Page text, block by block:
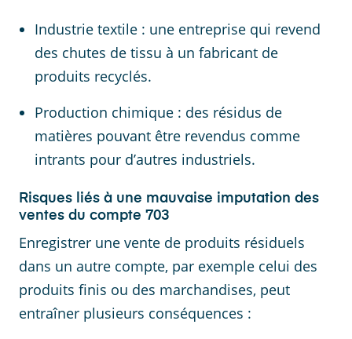
Industrie textile : une entreprise qui revend
des chutes de tissu à un fabricant de
produits recyclés.
Production chimique : des résidus de
matières pouvant être revendus comme
intrants pour d’autres industriels.
Risques liés à une mauvaise imputation des
ventes du compte 703
Enregistrer une vente de produits résiduels
dans un autre compte, par exemple celui des
produits finis ou des marchandises, peut
entraîner plusieurs conséquences :